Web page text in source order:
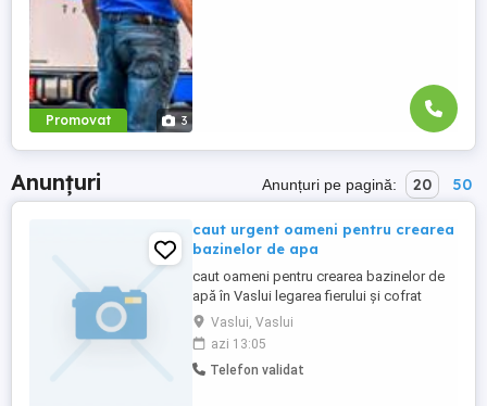
Promovat 3
Anunțuri Anunțuri pe pagină: 20 50
caut urgent oameni pentru crearea
bazinelor de apa
caut oameni pentru crearea bazinelor de
apă în Vaslui legarea fierului și cofrat
detali în privat
Vaslui, Vaslui
azi 13:05
Telefon validat